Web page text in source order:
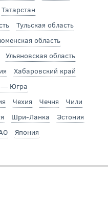
Татарстан
Тульская область
область
Ульяновская область
Хабаровский край
— Югра
Чехия Чечня
Чили
Шри-Ланка
Эстония
Япония